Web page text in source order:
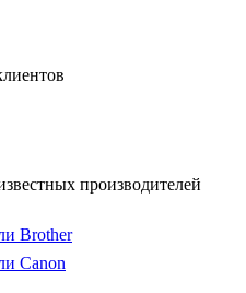
производителей
Brother
Canon